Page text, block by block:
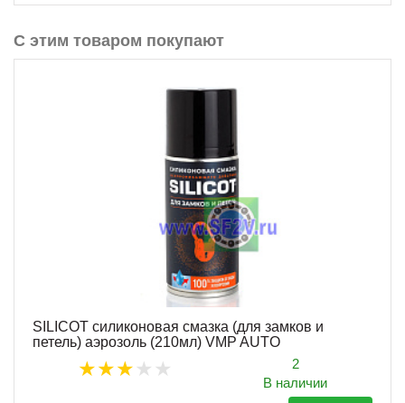
С этим товаром покупают
SILICOT силиконовая смазка (для замков и
петель) аэрозоль (210мл) VMP AUTO
2
В наличии